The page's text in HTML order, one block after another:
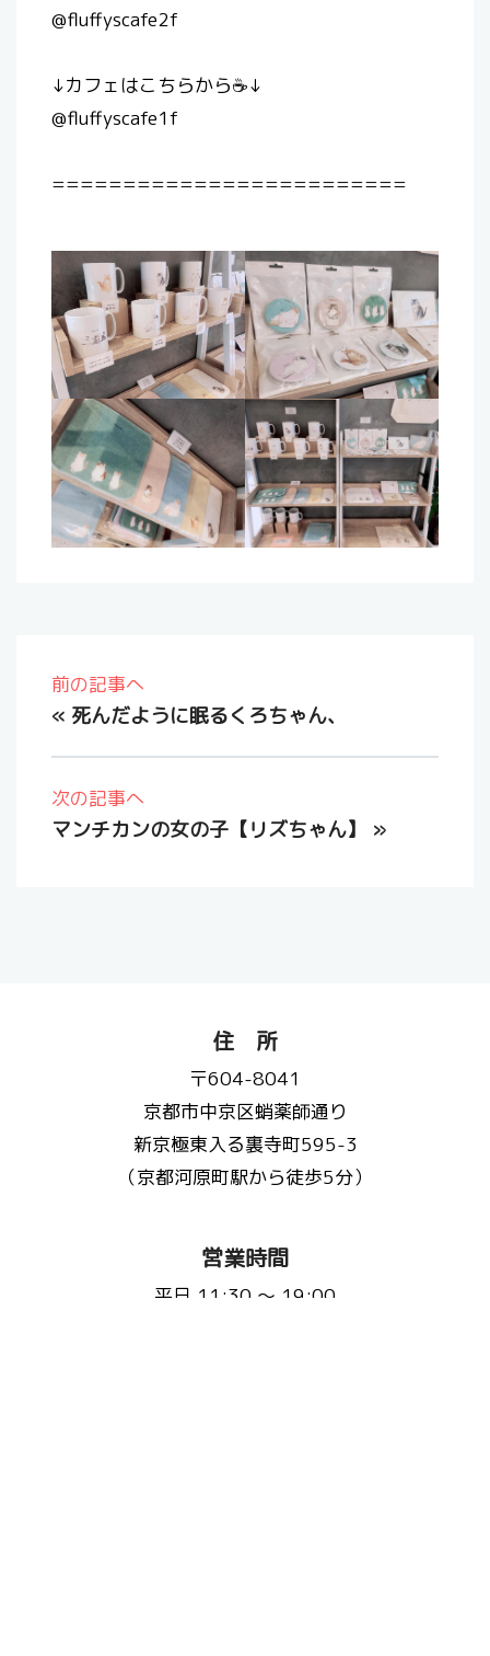
@fluffyscafe2f
↓カフェはこちらから☕️↓
@fluffyscafe1f
=========================
前の記事へ
« 死んだように眠るくろちゃん、
次の記事へ
マンチカンの女の子【リズちゃん】 »
住 所
〒604-8041
京都市中京区蛸薬師通り
新京極東入る裏寺町595-3
（京都河原町駅から徒歩5分）
営業時間
平日 11:30 〜 19:00